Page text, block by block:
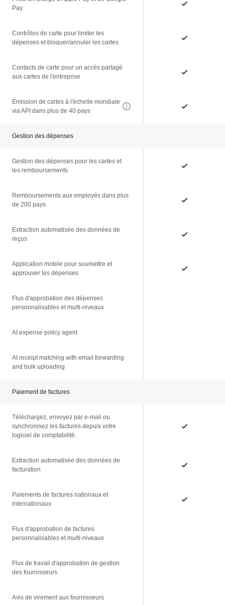
Pay
Contrôles de carte pour limiter les
dépenses et bloquer/annuler les cartes
Contacts de carte pour un accès partagé
aux cartes de l'entreprise
Émission de cartes à l'échelle mondiale
via API dans plus de 40 pays
Gestion des dépenses
Gestion des dépenses pour les cartes et
les remboursements
Remboursements aux employés dans plus
de 200 pays
Extraction automatisée des données de
reçus
Application mobile pour soumettre et
approuver les dépenses
Flux d'approbation des dépenses
personnalisables et multi-niveaux
AI expense policy agent
AI receipt matching with email forwarding
and bulk uploading
Paiement de factures
Téléchargez, envoyez par e-mail ou
synchronisez les factures depuis votre
logiciel de comptabilité.
Extraction automatisée des données de
facturation
Paiements de factures nationaux et
internationaux
Flux d'approbation de factures
personnalisables et multi-niveaux
Flux de travail d'approbation de gestion
des fournisseurs
Avis de virement aux fournisseurs